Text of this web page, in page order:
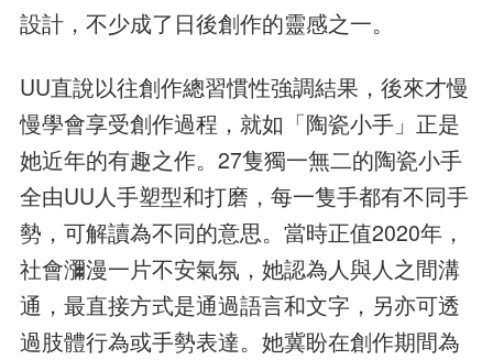
設計，不少成了日後創作的靈感之一。
UU直說以往創作總習慣性強調結果，後來才慢
慢學會享受創作過程，就如「陶瓷小手」正是
她近年的有趣之作。27隻獨一無二的陶瓷小手
全由UU人手塑型和打磨，每一隻手都有不同手
勢，可解讀為不同的意思。當時正值2020年，
社會瀰漫一片不安氣氛，她認為人與人之間溝
通，最直接方式是通過語言和文字，另亦可透
過肢體行為或手勢表達。她冀盼在創作期間為